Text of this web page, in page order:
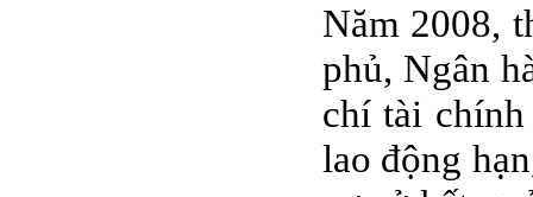
Năm 2008,
phủ, Ngân
chí tài
lao động